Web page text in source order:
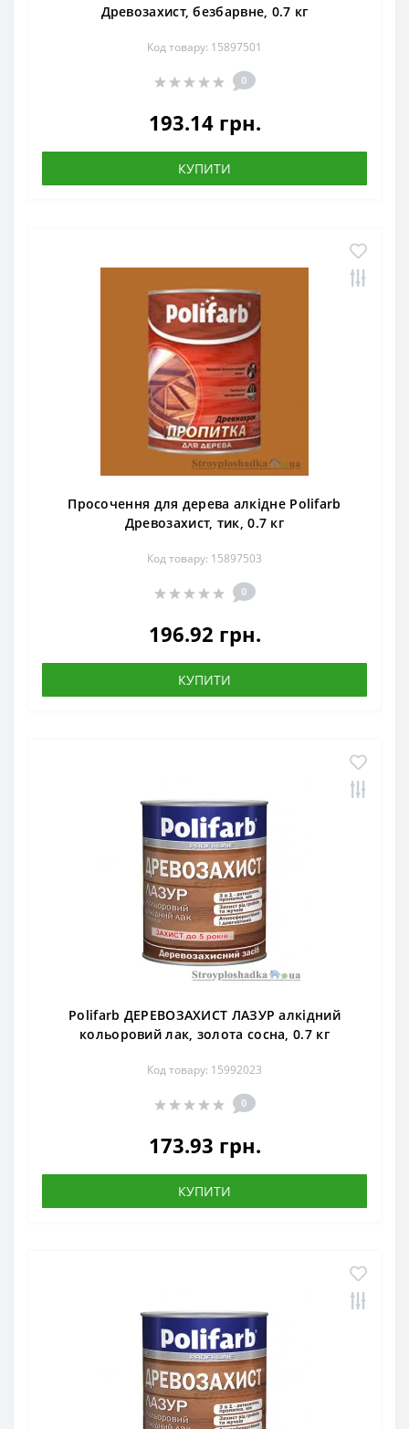
Древозахист, безбарвне, 0.7 кг
Код товару: 15897501
0
193.14 грн.
КУПИТИ
Просочення для дерева алкідне Polifarb
Древозахист, тик, 0.7 кг
Код товару: 15897503
0
196.92 грн.
КУПИТИ
Polifarb ДЕРЕВОЗАХИСТ ЛАЗУР алкідний
кольоровий лак, золота сосна, 0.7 кг
Код товару: 15992023
0
173.93 грн.
КУПИТИ